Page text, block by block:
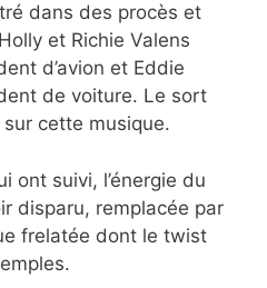
dans des procès et
et Richie Valens
d’avion et Eddie
de voiture. Le sort
sur cette musique.
ont suivi, l’énergie du
disparu, remplacée par
frelatée dont le twist